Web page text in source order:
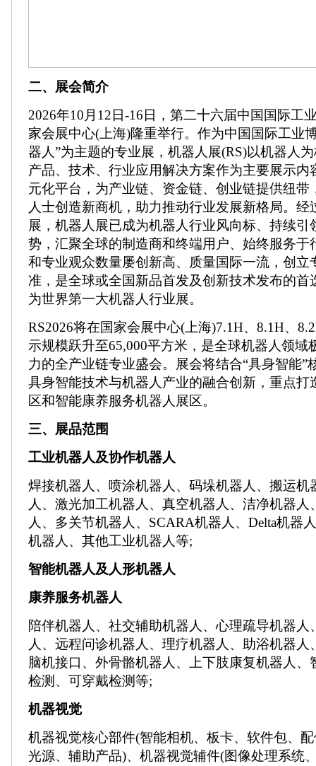
二、展会简介
2026年10月12日-16日，第二十六届中国国际工
家会展中心(上海)隆重举行。作为中国国际工业
器人”为主题的专业展，机器人展(RS)以机器人
产品、技术、行业应用解决方案作为主要展示内
元化平台，为产业链、资金链、创业链提供纽带
人士创造新商机，助力推动行业发展新格局。经
展，机器人展已成为机器人行业风向标、持续引
势，汇聚全球的制造商和终端用户、始终服务于
和专业观众数量屡创新高、质量国际一流，创立
准，是全球或全国新品首发及创新技术发布的首
为世界第一大机器人行业展。
RS2026将在国家会展中心(上海)7.1H、8.1H、
示规模跃升至65,000平方米，是全球机器人领域
力的全产业链专业盛会。展会将结合“具身智能”
具身智能技术与机器人产业的融合创新，重点打
区和智能康养服务机器人展区。
三、展品范围
工业机器人及协作机器人
焊接机器人、喷涂机器人、码垛机器人、搬运机
人、激光加工机器人、真空机器人、洁净机器人
人、多关节机器人、SCARA机器人、Delta机器
机器人、其他工业机器人等;
智能机器人及人形机器人
康养服务机器人
陪伴机器人、社交辅助机器人、心理疏导机器人
人、远程问诊机器人、理疗机器人、助浴机器人
脑机接口、外骨骼机器人、上下肢康复机器人、
检测、可穿戴检测等;
机器视觉
机器视觉核心部件(智能相机、板卡、软件包、
光源、辅助产品)、机器视觉辅件(图像处理系统